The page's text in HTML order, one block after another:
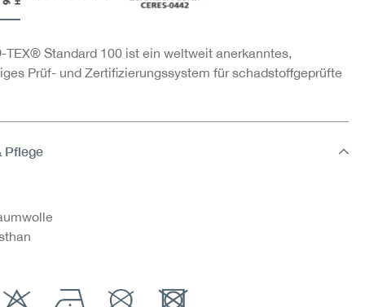
TEX® Standard 100 ist ein weltweit anerkanntes,
Prüf- und Zertifizierungssystem für schadstoffgeprüfte
Pflege